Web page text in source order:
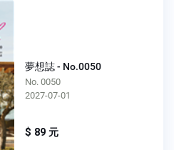
夢想誌 - No.0050
No. 0050
2027-07-01
$ 89 元